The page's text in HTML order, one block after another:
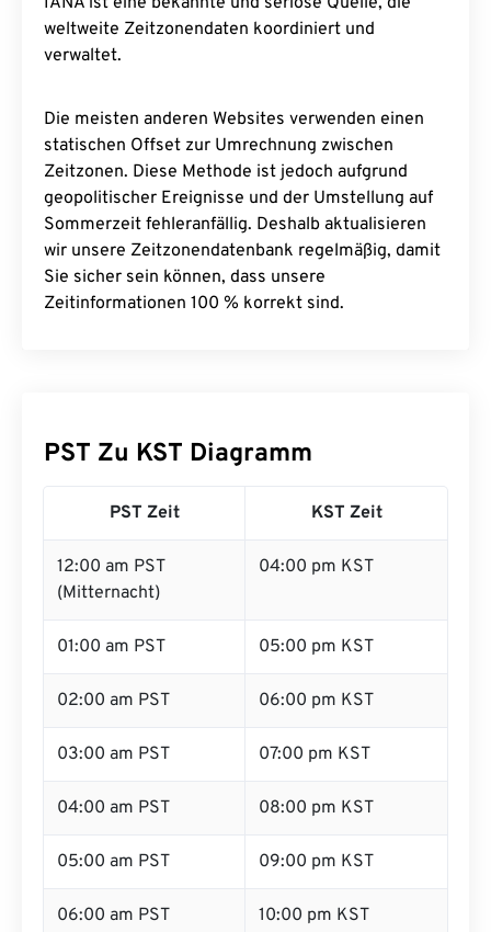
weltweite Zeitzonendaten koordiniert und
verwaltet.
Die meisten anderen Websites verwenden einen
statischen Offset zur Umrechnung zwischen
Zeitzonen. Diese Methode ist jedoch aufgrund
geopolitischer Ereignisse und der Umstellung auf
Sommerzeit fehleranfällig. Deshalb aktualisieren
wir unsere Zeitzonendatenbank regelmäßig, damit
Sie sicher sein können, dass unsere
Zeitinformationen 100 % korrekt sind.
PST Zu KST Diagramm
PST Zeit KST Zeit
12:00 am PST
(Mitternacht)
04:00 pm KST
01:00 am PST 05:00 pm KST
02:00 am PST 06:00 pm KST
03:00 am PST 07:00 pm KST
04:00 am PST 08:00 pm KST
05:00 am PST 09:00 pm KST
06:00 am PST 10:00 pm KST